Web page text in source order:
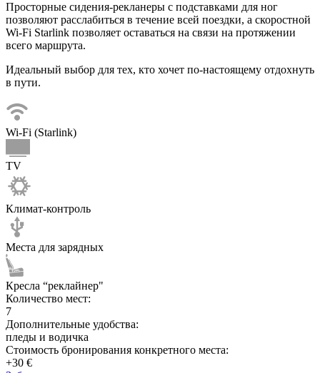
Просторные сидения-рекланеры с подставками для ног
позволяют расслабиться в течение всей поездки, а скоростной
Wi-Fi Starlink позволяет оставаться на связи на протяжении
всего маршрута.
Идеальный выбор для тех, кто хочет по-настоящему отдохнуть
в пути.
Wi-Fi (Starlink)
TV
Климат-контроль
Места для зарядных
Кресла “реклайнер"
Количество мест:
7
Дополнительные удобства:
пледы и водичка
Стоимость бронирования конкретного места:
+30 €